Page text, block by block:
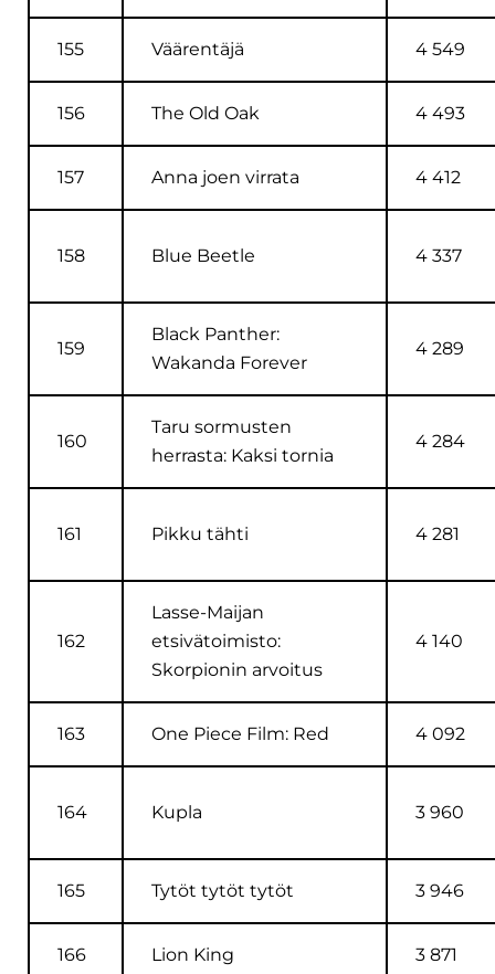
155 Väärentäjä 4 549
156 The Old Oak 4 493
157 Anna joen virrata 4 412
158 Blue Beetle 4 337
159
Black Panther:
Wakanda Forever
4 289
160
Taru sormusten
herrasta: Kaksi tornia
4 284
161 Pikku tähti 4 281
162
Lasse-Maijan
etsivätoimisto:
Skorpionin arvoitus
4 140
163 One Piece Film: Red 4 092
164 Kupla 3 960
165 Tytöt tytöt tytöt 3 946
166 Lion King 3 871